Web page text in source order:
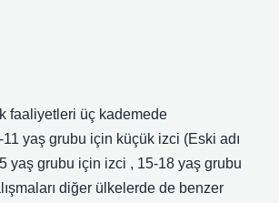
faaliyetleri üç kademede
11 yaş grubu için küçük izci (Eski adı
yaş grubu için izci , 15-18 yaş grubu
diğer ülkelerde de benzer